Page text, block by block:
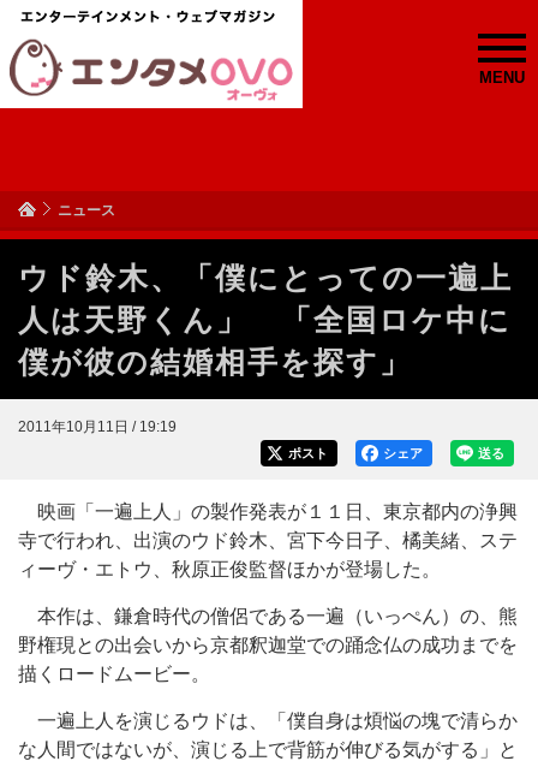
MENU
ニュース
ウド鈴木、「僕にとっての一遍上
人は天野くん」 「全国ロケ中に
僕が彼の結婚相手を探す」
2011年10月11日 / 19:19
送る
シェア
ポスト
映画「一遍上人」の製作発表が１１日、東京都内の浄興
寺で行われ、出演のウド鈴木、宮下今日子、橘美緒、ステ
ィーヴ・エトウ、秋原正俊監督ほかが登場した。
本作は、鎌倉時代の僧侶である一遍（いっぺん）の、熊
野権現との出会いから京都釈迦堂での踊念仏の成功までを
描くロードムービー。
一遍上人を演じるウドは、「僕自身は煩悩の塊で清らか
な人間ではないが、演じる上で背筋が伸びる気がする」と